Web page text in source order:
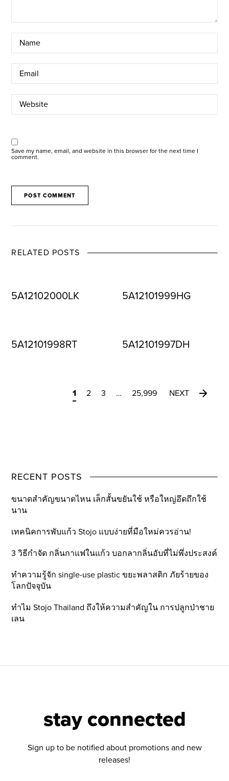
Save my name, email, and website in this browser for the next time I
comment.
RELATED POSTS
5A12102000LK 5A12101999HG
5A12101998RT 5A12101997DH
1 2 3 … 25,999 NEXT
RECENT POSTS
ขนาดสำคัญขนาดไหน เล็กสั้นขยันใช้ หรือใหญ่อึดถึกใช้
นาน
เทคนิคการพับแก้ว Stojo แบบง่ายที่มือใหม่ควรอ่าน!
3 วิธีกำจัด กลิ่นกาแฟในแก้ว บอกลากลิ่นอับที่ไม่พึ่งประสงค์
ทำความรู้จัก single-use plastic ขยะพลาสติก ภัยร้ายของ
โลกปัจจุบัน
ทำไม Stojo Thailand ถึงให้ความสำคัญใน การปลูกป่าชาย
เลน
stay connected
Sign up to be notified about promotions and new
releases!